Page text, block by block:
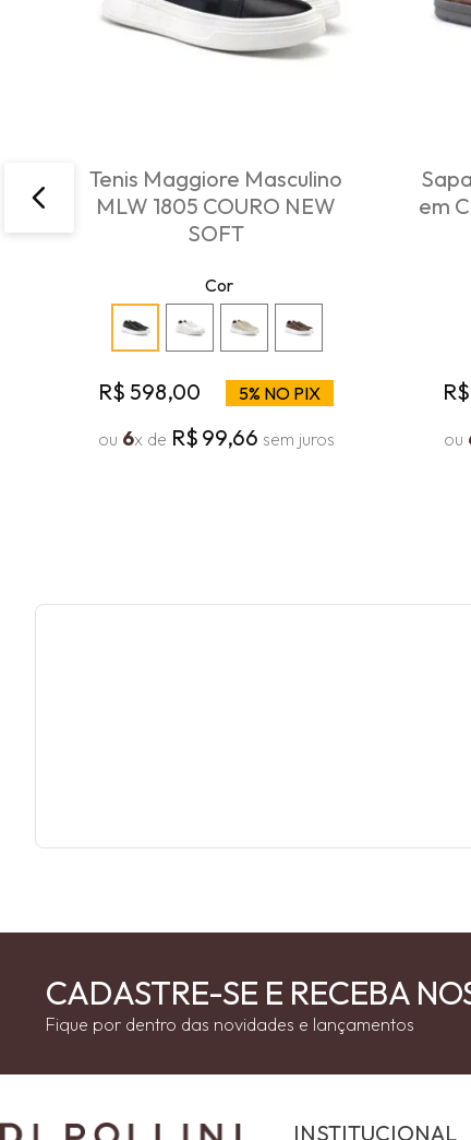
Tenis Maggiore Masculino
MLW 1805 COURO NEW
SOFT
Cor
R$ 598,00 5% NO PIX
ou 6x de R$ 99,66 sem juros
em
R$
ou
CADASTRE-SE E RECEBA
Fique por dentro das novidades e lançamentos
INSTITUCIONAL